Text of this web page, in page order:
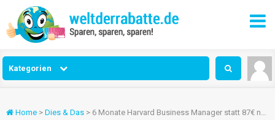
Kategorien
Home > Dies & Das > 6 Monate Harvard Business Manager statt 87€ nur 2€